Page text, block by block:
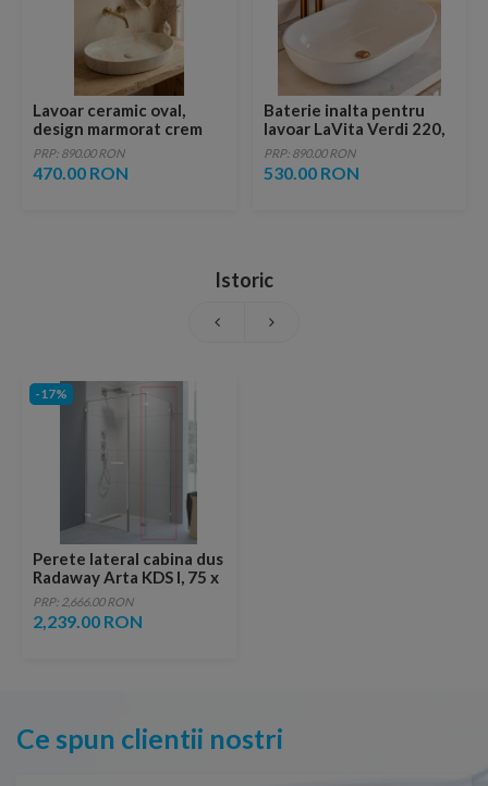
Lavoar ceramic oval,
design marmorat crem
lucios cu vene aurii,
ventil inclus
PRP: 890.00 RON
470.00 RON
Baterie inalta pentru
lavoar LaVita Verdi 220,
fara ventil, brushed
copper
PRP: 890.00 RON
530.00 RON
Istoric
-17%
Perete lateral cabina dus
Radaway Arta KDS I, 75 x
H200 cm
PRP: 2,666.00 RON
2,239.00 RON
Ce spun clientii nostri